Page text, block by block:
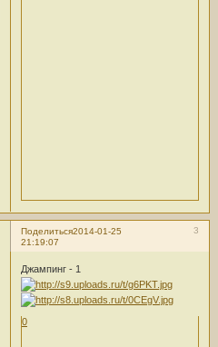
Поделиться 3
2014-01-25
21:19:07
Джампинг - 1
0